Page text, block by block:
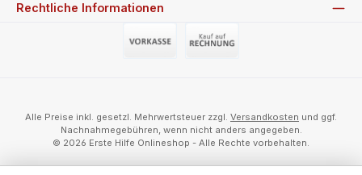
Rechtliche Informationen
Alle Preise inkl. gesetzl. Mehrwertsteuer zzgl. Versandkosten und ggf.
Nachnahmegebühren, wenn nicht anders angegeben.
© 2026 Erste Hilfe Onlineshop - Alle Rechte vorbehalten.